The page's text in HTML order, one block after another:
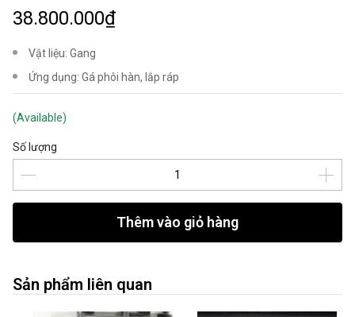
38.800.000₫
Vật liệu: Gang
Ứng dụng: Gá phôi hàn, lắp ráp
(Available)
Số lượng
Thêm vào giỏ hàng
Sản phẩm liên quan